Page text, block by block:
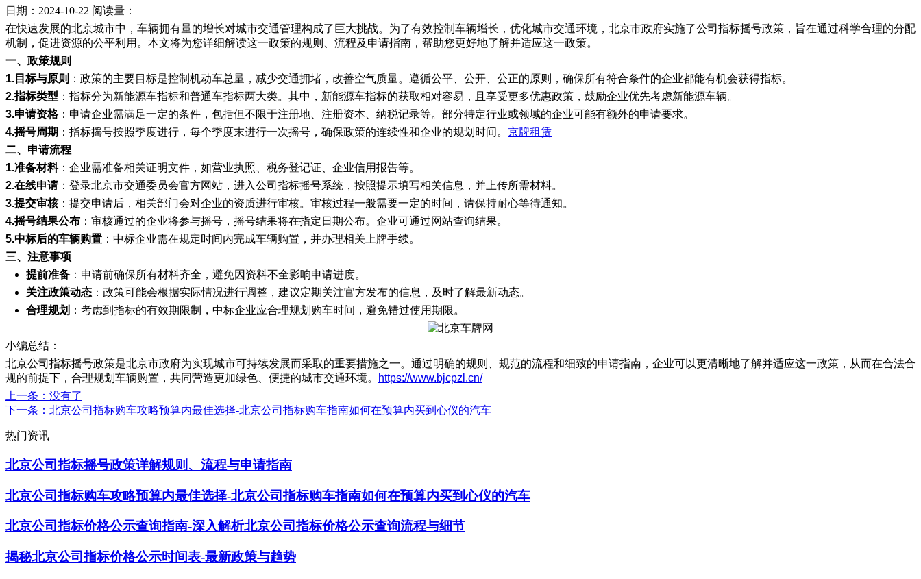
日期：2024-10-22 阅读量：
在快速发展的北京城市中，车辆拥有量的增长对城市交通管理构成了巨大挑战。为了有效控制车辆增长，优化城市交通环境，北京市政府实施了公司指标摇号政策，旨在通过科学合理的分配
机制，促进资源的公平利用。本文将为您详细解读这一政策的规则、流程及申请指南，帮助您更好地了解并适应这一政策。
一、政策规则
1.目标与原则 ：政策的主要目标是控制机动车总量，减少交通拥堵，改善空气质量。遵循公平、公开、公正的原则，确保所有符合条件的企业都能有机会获得指标。
2.指标类型 ：指标分为新能源车指标和普通车指标两大类。其中，新能源车指标的获取相对容易，且享受更多优惠政策，鼓励企业优先考虑新能源车辆。
3.申请资格：申请企业需满足一定的条件，包括但不限于注册地、注册资本、纳税记录等。部分特定行业或领域的企业可能有额外的申请要求。
4.摇号周期 ：指标摇号按照季度进行，每个季度末进行一次摇号，确保政策的连续性和企业的规划时间。 京牌租赁
二、申请流程
1.准备材料：企业需准备相关证明文件，如营业执照、税务登记证、企业信用报告等。
2.在线申请：登录北京市交通委员会官方网站，进入公司指标摇号系统，按照提示填写相关信息，并上传所需材料。
3.提交审核：提交申请后，相关部门会对企业的资质进行审核。审核过程一般需要一定的时间，请保持耐心等待通知。
4.摇号结果公布 ：审核通过的企业将参与摇号，摇号结果将在指定日期公布。企业可通过网站查询结果。
5.中标后的车辆购置 ：中标企业需在规定时间内完成车辆购置，并办理相关上牌手续。
三、注意事项
提前准备 ：申请前确保所有材料齐全，避免因资料不全影响申请进度。
关注政策动态 ：政策可能会根据实际情况进行调整，建议定期关注官方发布的信息，及时了解最新动态。
合理规划 ：考虑到指标的有效期限制，中标企业应合理规划购车时间，避免错过使用期限。
小编总结：
北京公司指标摇号政策是北京市政府为实现城市可持续发展而采取的重要措施之一。通过明确的规则、规范的流程和细致的申请指南，企业可以更清晰地了解并适应这一政策，从而在合法合
规的前提下，合理规划车辆购置，共同营造更加绿色、便捷的城市交通环境。
https://www.bjcpzl.cn/
上一条 ：没有了
下一条 ：北京公司指标购车攻略预算内最佳选择-北京公司指标购车指南如何在预算内买到心仪的汽车
热门资讯
北京公司指标摇号政策详解规则、流程与申请指南
北京公司指标购车攻略预算内最佳选择-北京公司指标购车指南如何在预算内买到心仪的汽车
北京公司指标价格公示查询指南-深入解析北京公司指标价格公示查询流程与细节
揭秘北京公司指标价格公示时间表-最新政策与趋势